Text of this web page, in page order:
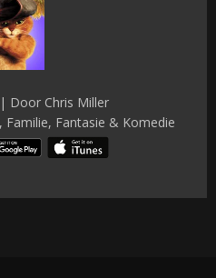
Door Chris Miller
Fantasie & Komedie